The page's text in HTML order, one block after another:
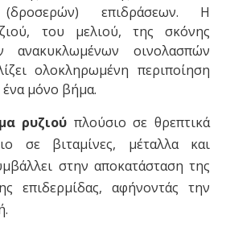
(δροσερών) επιδράσεων. Η
του μελιού, της σκόνης
ανακυκλωμένων οινολασπών
ολοκληρωμένη περιποίηση
ένα μόνο βήμα.
ρυζιού πλούσιο σε θρεπτικά
σε βιταμίνες, μέταλλα και
στην αποκατάσταση της
επιδερμίδας, αφήνοντάς την